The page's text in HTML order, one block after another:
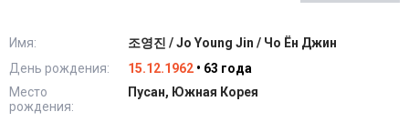
Имя:
조영진 / Jo Young Jin / Чо Ён Джин
День рождения:
15.12.1962 • 63 года
Место
рождения:
Пусан, Южная Корея